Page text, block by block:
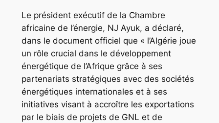
Le président exécutif de la Chambre
africaine de l’énergie, NJ Ayuk, a déclaré,
dans le document officiel que « l’Algérie joue
un rôle crucial dans le développement
énergétique de l’Afrique grâce à ses
partenariats stratégiques avec des sociétés
énergétiques internationales et à ses
initiatives visant à accroître les exportations
par le biais de projets de GNL et de